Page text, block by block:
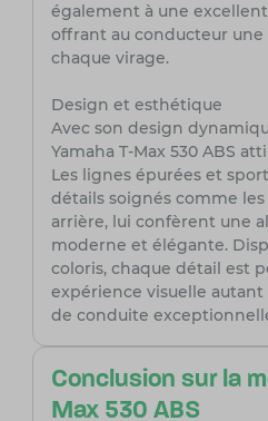
également à une
offrant au conducteur
chaque virage.
Design et esthétique
Avec son design
Yamaha T-Max 530 ABS
Les lignes épurées et
détails soignés comme
arrière, lui confèrent une
moderne et élégante.
coloris, chaque détail est
expérience visuelle
de conduite
Conclusion sur la
Max 530 ABS